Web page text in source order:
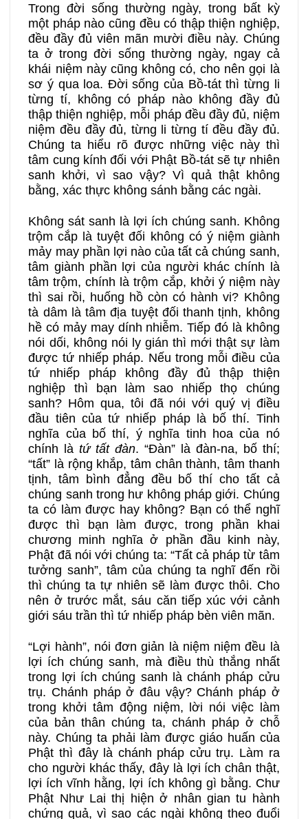
Trong đời sống thường ngày, trong bất kỳ
một pháp nào cũng đều có thập thiện nghiệp,
đều đầy đủ viên mãn mười điều này. Chúng
ta ở trong đời sống thường ngày, ngay cả
khái niệm này cũng không có, cho nên gọi là
sơ ý qua loa. Đời sống của Bồ-tát thì từng li
từng tí, không có pháp nào không đầy đủ
thập thiện nghiệp, mỗi pháp đều đầy đủ, niệm
niệm đều đầy đủ, từng li từng tí đều đầy đủ.
Chúng ta hiểu rõ được những việc này thì
tâm cung kính đối với Phật Bồ-tát sẽ tự nhiên
sanh khởi, vì sao vậy? Vì quả thật không
bằng, xác thực không sánh bằng các ngài.
Không sát sanh là lợi ích chúng sanh. Không
trộm cắp là tuyệt đối không có ý niệm giành
mảy may phần lợi nào của tất cả chúng sanh,
tâm giành phần lợi của người khác chính là
tâm trộm, chính là trộm cắp, khởi ý niệm này
thì sai rồi, huống hồ còn có hành vi? Không
tà dâm là tâm địa tuyệt đối thanh tịnh, không
hề có mảy may dính nhiễm. Tiếp đó là không
nói dối, không nói ly gián thì mới thật sự làm
được tứ nhiếp pháp. Nếu trong mỗi điều của
tứ nhiếp pháp không đầy đủ thập thiện
nghiệp thì bạn làm sao nhiếp thọ chúng
sanh? Hôm qua, tôi đã nói với quý vị điều
đầu tiên của tứ nhiếp pháp là bố thí. Tinh
nghĩa của bố thí, ý nghĩa tinh hoa của nó
chính làtứ tất đàn. “Đàn” là đàn-na, bố thí;
“tất” là rộng khắp, tâm chân thành, tâm thanh
tịnh, tâm bình đẳng đều bố thí cho tất cả
chúng sanh trong hư không pháp giới. Chúng
ta có làm được hay không? Bạn có thể nghĩ
được thì bạn làm được, trong phần khai
chương minh nghĩa ở phần đầu kinh này,
Phật đã nói với chúng ta: “Tất cả pháp từ tâm
tưởng sanh”, tâm của chúng ta nghĩ đến rồi
thì chúng ta tự nhiên sẽ làm được thôi. Cho
nên ở trước mắt, sáu căn tiếp xúc với cảnh
giới sáu trần thì tứ nhiếp pháp bèn viên mãn.
“Lợi hành”, nói đơn giản là niệm niệm đều là
lợi ích chúng sanh, mà điều thù thắng nhất
trong lợi ích chúng sanh là chánh pháp cửu
trụ. Chánh pháp ở đâu vậy? Chánh pháp ở
trong khởi tâm động niệm, lời nói việc làm
của bản thân chúng ta, chánh pháp ở chỗ
này. Chúng ta phải làm được giáo huấn của
Phật thì đây là chánh pháp cửu trụ. Làm ra
cho người khác thấy, đây là lợi ích chân thật,
lợi ích vĩnh hằng, lợi ích không gì bằng. Chư
Phật Như Lai thị hiện ở nhân gian tu hành
chứng quả, vì sao các ngài không theo đuổi